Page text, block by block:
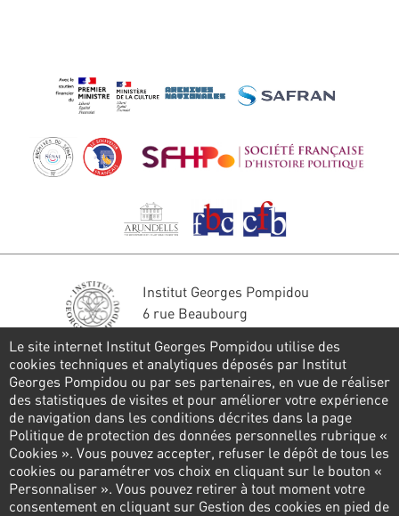
Institut Georges Pompidou
6 rue Beaubourg
Tél. : 01 44 78 41 22
Restons en contact
FORMULAIRE DE CONTACT
Suivez-nous
Le site internet Institut Georges Pompidou utilise des
cookies techniques et analytiques déposés par Institut
Georges Pompidou ou par ses partenaires, en vue de réaliser
des statistiques de visites et pour améliorer votre expérience
de navigation dans les conditions décrites dans la page
Politique de protection des données personnelles rubrique «
Cookies ». Vous pouvez accepter, refuser le dépôt de tous les
cookies ou paramétrer vos choix en cliquant sur le bouton «
Personnaliser ». Vous pouvez retirer à tout moment votre
consentement en cliquant sur Gestion des cookies en pied de